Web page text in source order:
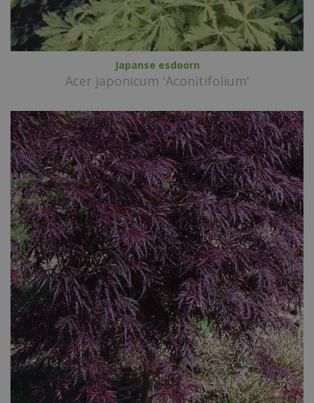
Japanse esdoorn
Acer japonicum 'Aconitifolium'